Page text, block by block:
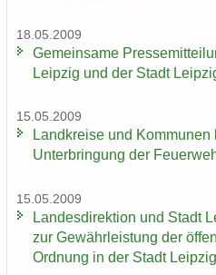
18.05.2009
Ge­mein­sa­me
Leip­zig und der Stadt
15.05.2009
Land­krei­se und Kom­mu­nen
Un­ter­brin­gung der
15.05.2009
Lan­des­di­rek­ti­on und Stadt
zur Ge­währ­leis­tung der
Ord­nung in der Stadt Leip­zig